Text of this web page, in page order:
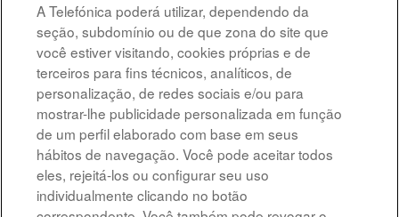
A Telefónica poderá utilizar, dependendo da
seção, subdomínio ou de que zona do site que
você estiver visitando, cookies próprias e de
terceiros para fins técnicos, analíticos, de
personalização, de redes sociais e/ou para
mostrar-lhe publicidade personalizada em função
de um perfil elaborado com base em seus
hábitos de navegação. Você pode aceitar todos
eles, rejeitá-los ou configurar seu uso
individualmente clicando no botão